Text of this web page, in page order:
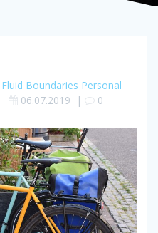
Fluid Boundaries Personal
06.07.2019 | 0